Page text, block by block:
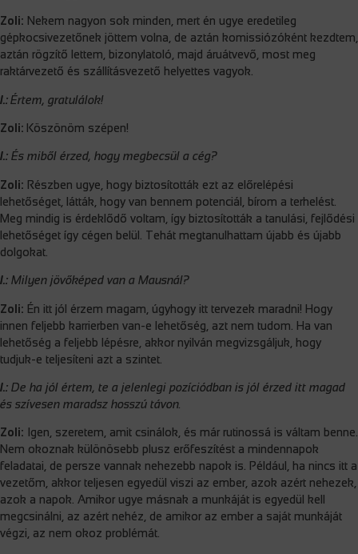
Zoli: Nekem nagyon sok minden, mert én ugye eredetileg
gépkocsivezetőnek jöttem volna, de aztán komissiózóként kezdtem,
aztán rögzítő lettem, bizonylatoló, majd áruátvevő, most meg
raktárvezető és szállításvezető helyettes vagyok.
I.:Értem, gratulálok!
Zoli: Köszönöm szépen!
I.: És miből érzed, hogy megbecsül a cég?
Zoli: Részben ugye, hogy biztosították ezt az előrelépési
lehetőséget, látták, hogy van bennem potenciál, bírom a terhelést.
Meg mindig is érdeklődő voltam, így biztosították a tanulási, fejlődési
lehetőséget így cégen belül. Tehát megtanulhattam újabb és újabb
dolgokat.
I.: Milyen jövőképed van a Mausnál?
Zoli: Én itt jól érzem magam, úgyhogy itt tervezek maradni! Hogy
innen feljebb karrierben van-e lehetőség, azt nem tudom. Ha van
lehetőség a feljebb lépésre, akkor nyilván megvizsgáljuk, hogy
tudjuk-e teljesíteni azt a szintet.
I.: De ha jól értem, te a jelenlegi pozíciódban is jól érzed itt magad
és szívesen maradsz hosszú távon.
Zoli: Igen, szeretem, amit csinálok, és már rutinossá is váltam benne.
Nem okoznak különösebb plusz erőfeszítést a mindennapok
feladatai, de persze vannak nehezebb napok is. Például, ha nincs itt a
vezetőm, akkor teljesen egyedül viszi az ember, azok azért nehezek,
azok a napok. Amikor ugye másnak a munkáját is egyedül kell
megcsinálni, az azért nehéz, de amikor az ember a saját munkáját
végzi, az nem okoz problémát.